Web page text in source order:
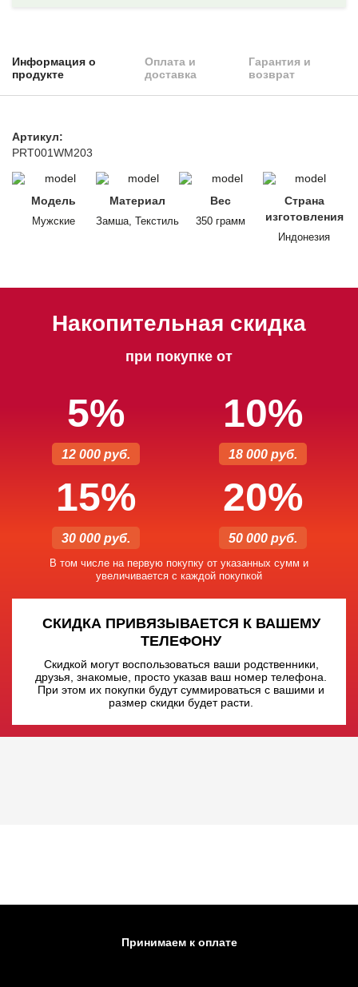
Информация о
продукте
Оплата и
доставка
Гарантия и
возврат
Артикул:
PRT001WM203
Модель
Мужские
Материал
Замша, Текстиль
Вес
350 грамм
Страна
изготовления
Индонезия
Накопительная скидка
при покупке от
5%
12 000 руб.
10%
18 000 руб.
15%
30 000 руб.
20%
50 000 руб.
В том числе на первую покупку от указанных сумм и
увеличивается с каждой покупкой
СКИДКА ПРИВЯЗЫВАЕТСЯ К ВАШЕМУ
ТЕЛЕФОНУ
Скидкой могут воспользоваться ваши родственники,
друзья, знакомые, просто указав ваш номер телефона.
При этом их покупки будут суммироваться с вашими и
размер скидки будет расти.
Принимаем к оплате